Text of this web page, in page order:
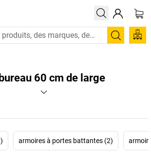
60 cm de large
armoires à portes battantes (2)